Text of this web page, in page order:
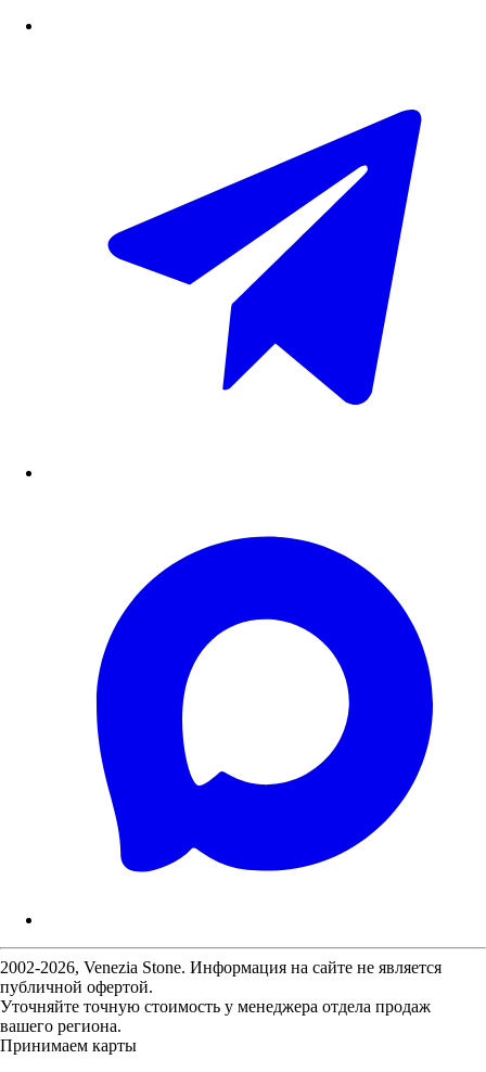
2002-2026, Venezia Stone. Информация на сайте не является
публичной офертой.
Уточняйте точную стоимость у менеджера отдела продаж
вашего региона.
Принимаем карты